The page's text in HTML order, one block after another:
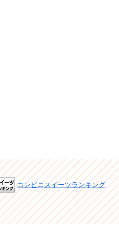
コンビニスイーツランキング